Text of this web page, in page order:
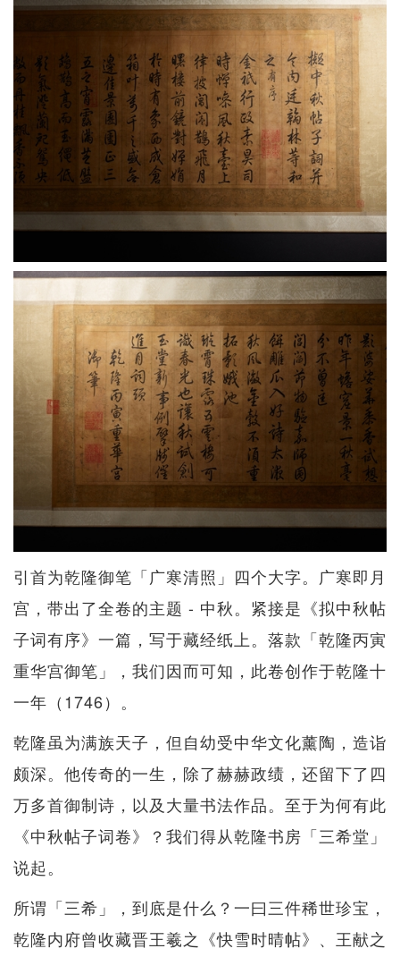
引首为乾隆御笔「广寒清照」四个大字。广寒即月
宫，带出了全卷的主题 - 中秋。紧接是《拟中秋帖
子词有序》一篇，写于藏经纸上。落款「乾隆丙寅
重华宫御笔」，我们因而可知，此卷创作于乾隆十
一年（1746）。
乾隆虽为满族天子，但自幼受中华文化薰陶，造诣
颇深。他传奇的一生，除了赫赫政绩，还留下了四
万多首御制诗，以及大量书法作品。至于为何有此
《中秋帖子词卷》？我们得从乾隆书房「三希堂」
说起。
所谓「三希」，到底是什么？一曰三件稀世珍宝，
乾隆内府曾收藏晋王羲之《快雪时晴帖》、王献之